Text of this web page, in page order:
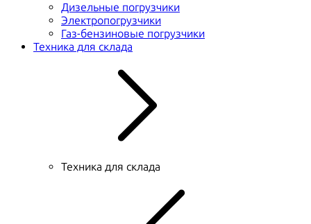
Дизельные погрузчики
Электропогрузчики
Газ-бензиновые погрузчики
Техника для склада
Техника для склада